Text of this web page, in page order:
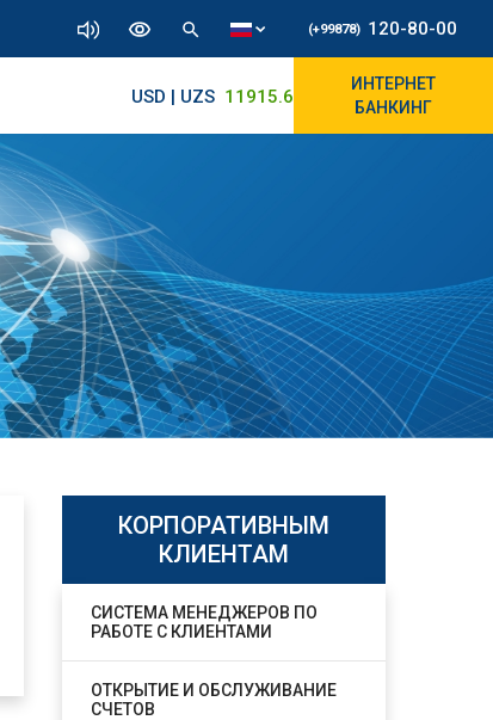
(+99878) 120-80-00
USD | UZS 11915.64 11890/12010
ИНТЕРНЕТ
БАНКИНГ
КОРПОРАТИВНЫМ
КЛИЕНТАМ
СИСТЕМА МЕНЕДЖЕРОВ ПО
РАБОТЕ С КЛИЕНТАМИ
ОТКРЫТИЕ И ОБСЛУЖИВАНИЕ
СЧЕТОВ